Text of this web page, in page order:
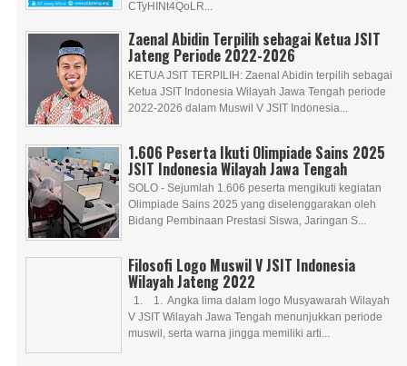
CTyHINt4QoLR...
Zaenal Abidin Terpilih sebagai Ketua JSIT
Jateng Periode 2022-2026
KETUA JSIT TERPILIH: Zaenal Abidin terpilih sebagai
Ketua JSIT Indonesia Wilayah Jawa Tengah periode
2022-2026 dalam Muswil V JSIT Indonesia...
1.606 Peserta Ikuti Olimpiade Sains 2025
JSIT Indonesia Wilayah Jawa Tengah
SOLO - Sejumlah 1.606 peserta mengikuti kegiatan
Olimpiade Sains 2025 yang diselenggarakan oleh
Bidang Pembinaan Prestasi Siswa, Jaringan S...
Filosofi Logo Muswil V JSIT Indonesia
Wilayah Jateng 2022
1. 1. Angka lima dalam logo Musyawarah Wilayah
V JSIT Wilayah Jawa Tengah menunjukkan periode
muswil, serta warna jingga memiliki arti...